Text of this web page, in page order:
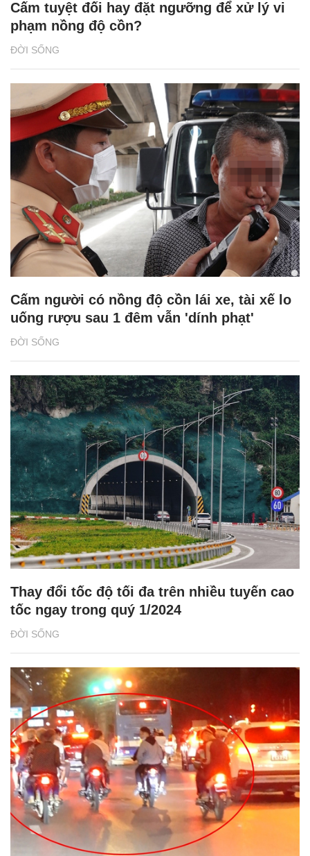
ĐỜI SỐNG
Cấm tuyệt đối hay đặt ngưỡng để xử lý vi
phạm nồng độ cồn?
ĐỜI SỐNG
Cấm người có nồng độ cồn lái xe, tài xế lo
uống rượu sau 1 đêm vẫn 'dính phạt'
ĐỜI SỐNG
Thay đổi tốc độ tối đa trên nhiều tuyến cao
tốc ngay trong quý 1/2024